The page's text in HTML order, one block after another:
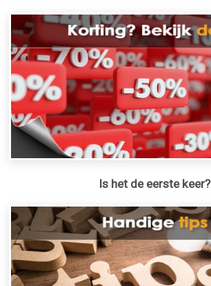
Is het de eerste keer?